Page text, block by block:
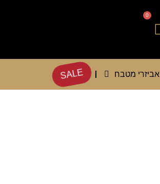
0
אביזרי מטבח SALE